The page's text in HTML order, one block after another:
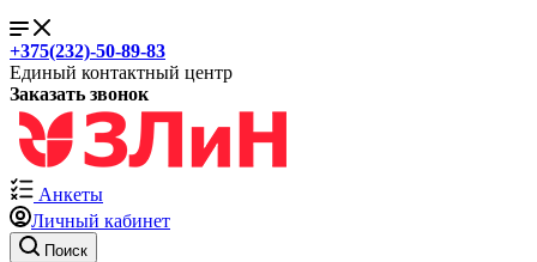
+375(232)-50-89-83
Единый контактный центр
Заказать звонок
Анкеты
Личный кабинет
Поиск